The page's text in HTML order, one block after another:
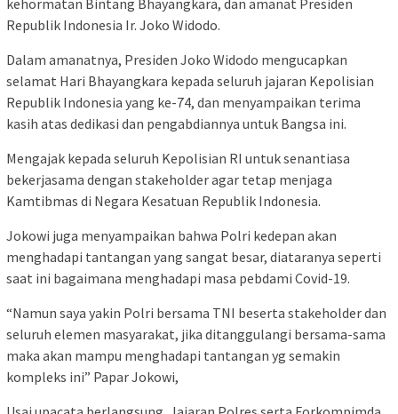
kehormatan Bintang Bhayangkara, dan amanat Presiden
Republik Indonesia Ir. Joko Widodo.
Dalam amanatnya, Presiden Joko Widodo mengucapkan
selamat Hari Bhayangkara kepada seluruh jajaran Kepolisian
Republik Indonesia yang ke-74, dan menyampaikan terima
kasih atas dedikasi dan pengabdiannya untuk Bangsa ini.
Mengajak kepada seluruh Kepolisian RI untuk senantiasa
bekerjasama dengan stakeholder agar tetap menjaga
Kamtibmas di Negara Kesatuan Republik Indonesia.
Jokowi juga menyampaikan bahwa Polri kedepan akan
menghadapi tantangan yang sangat besar, diataranya seperti
saat ini bagaimana menghadapi masa pebdami Covid-19.
“Namun saya yakin Polri bersama TNI beserta stakeholder dan
seluruh elemen masyarakat, jika ditanggulangi bersama-sama
maka akan mampu menghadapi tantangan yg semakin
kompleks ini” Papar Jokowi,